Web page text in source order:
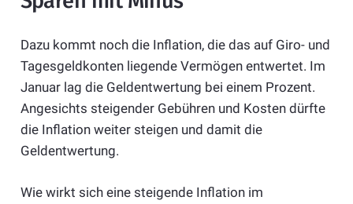
Dazu kommt noch die Inflation, die das auf Giro- und
Tagesgeldkonten liegende Vermögen entwertet. Im
Januar lag die Geldentwertung bei einem Prozent.
Angesichts steigender Gebühren und Kosten dürfte
die Inflation weiter steigen und damit die
Geldentwertung.
Wie wirkt sich eine steigende Inflation im